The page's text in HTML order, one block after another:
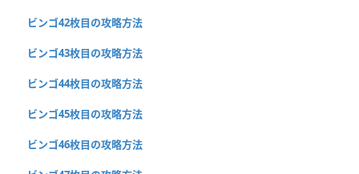
ビンゴ42枚目の攻略方法
ビンゴ43枚目の攻略方法
ビンゴ44枚目の攻略方法
ビンゴ45枚目の攻略方法
ビンゴ46枚目の攻略方法